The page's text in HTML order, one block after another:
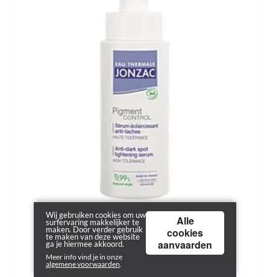
Wij gebruiken cookies om uw
surfervaring makkelijker te
maken. Door verder gebruik
te maken van deze website
ga je hiermee akkoord.
Meer info vind je in onze
algemene voorwaarden.
Alle
cookies
aanvaarden